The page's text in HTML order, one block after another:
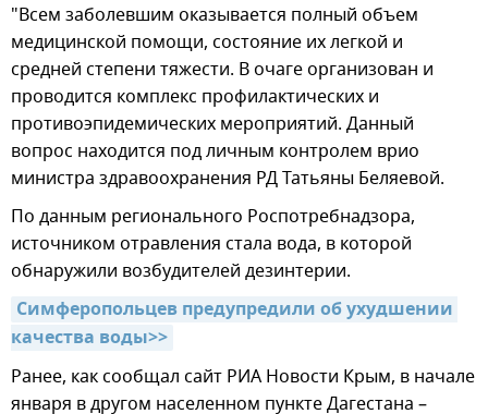
"Всем заболевшим оказывается полный объем
медицинской помощи, состояние их легкой и
средней степени тяжести. В очаге организован и
проводится комплекс профилактических и
противоэпидемических мероприятий. Данный
вопрос находится под личным контролем врио
министра здравоохранения РД Татьяны Беляевой.
По данным регионального Роспотребнадзора,
источником отравления стала вода, в которой
обнаружили возбудителей дезинтерии.
Симферопольцев предупредили об ухудшении
качества воды>>
Ранее, как сообщал сайт РИА Новости Крым, в начале
января в другом населенном пункте Дагестана –